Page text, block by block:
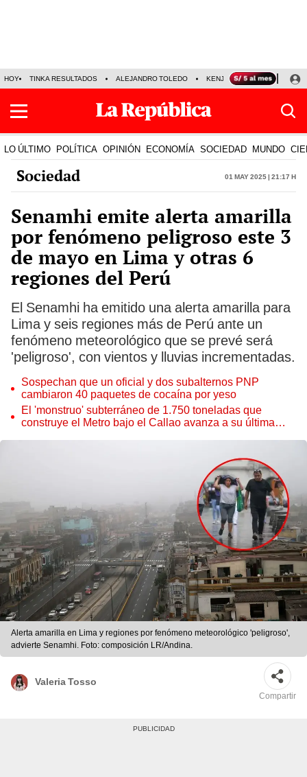
HOY TINKA RESULTADOS ALEJANDRO TOLEDO KENJI FUJIMORI
LO ÚLTIMO POLÍTICA OPINIÓN ECONOMÍA SOCIEDAD MUNDO
Sociedad 01 May 2025 | 21:17 h
Senamhi emite alerta amarilla
por fenómeno peligroso este 3
de mayo en Lima y otras 6
regiones del Perú
El Senamhi ha emitido una alerta amarilla para
Lima y seis regiones más de Perú ante un
fenómeno meteorológico que se prevé será
'peligroso', con vientos y lluvias incrementadas.
Sospechan que un oficial y dos subalternos PNP
cambiaron 40 paquetes de cocaína por yeso
El 'monstruo' subterráneo de 1.750 toneladas que
construye el Metro bajo el Callao avanza a su última
Alerta amarilla en Lima y regiones por fenómeno meteorológico 'peligroso',
advierte Senamhi. Foto: composición LR/Andina.
Valeria Tosso
Compartir